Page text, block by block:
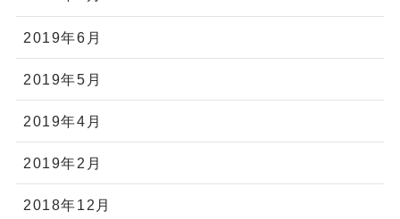
2019年6月
2019年5月
2019年4月
2019年2月
2018年12月